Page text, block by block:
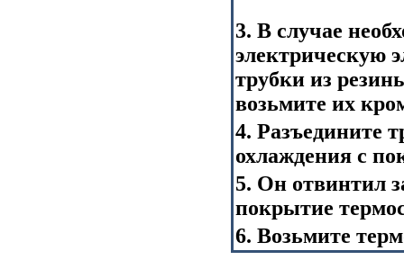
3. В случае
электрическую
трубки из
возьмите их
4. Разъедините
охлаждения с
5. Он отвинтил
покрытие
6. Возьмите